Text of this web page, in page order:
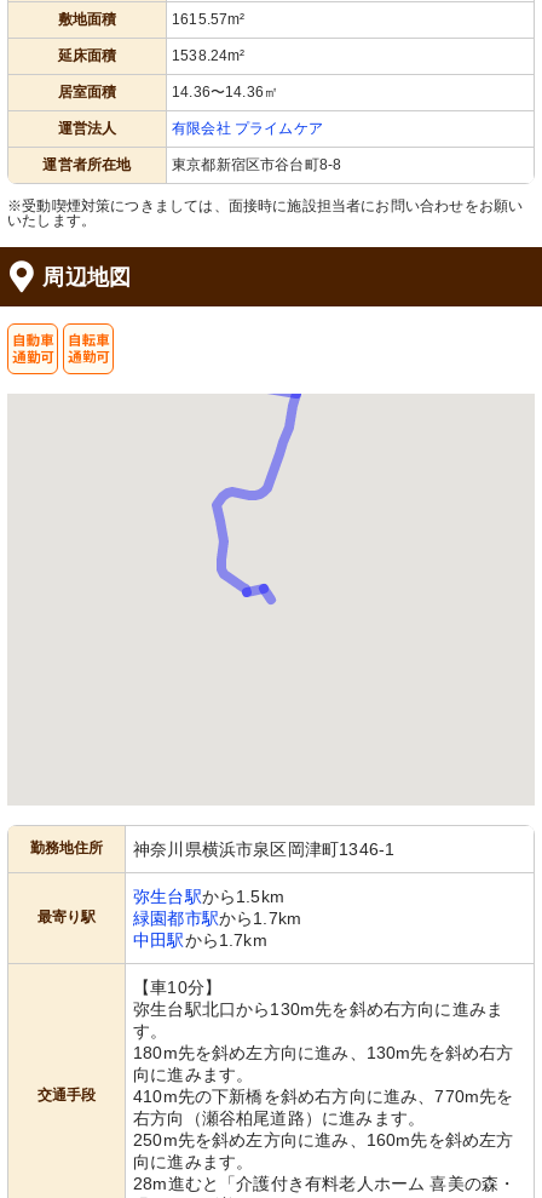
敷地面積 1615.57m²
延床面積 1538.24m²
居室面積 14.36〜14.36㎡
運営法人 有限会社 プライムケア
運営者所在地 東京都新宿区市谷台町8-8
※受動喫煙対策につきましては、面接時に施設担当者にお問い合わせをお願い
いたします。
周辺地図
勤務地住所 神奈川県横浜市泉区岡津町1346-1
最寄り駅
弥生台駅から1.5km
緑園都市駅から1.7km
中田駅から1.7km
交通手段
【車10分】
弥生台駅北口から130m先を斜め右方向に進みま
す。
180m先を斜め左方向に進み、130m先を斜め右方
向に進みます。
410m先の下新橋を斜め右方向に進み、770m先を
右方向（瀬谷柏尾道路）に進みます。
250m先を斜め左方向に進み、160m先を斜め左方
向に進みます。
28m進むと「介護付き有料老人ホーム 喜美の森・